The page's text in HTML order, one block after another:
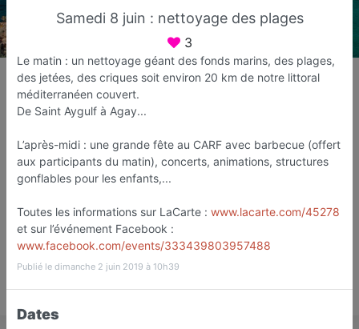
Mes Rivages Propres
Nettoyage des plages et des fonds
marins
Favori Contacter
Ouvre demain dès 08:00
Save
Samedi 8 juin : nettoyage des plages
3
Le matin : un nettoyage géant des fonds marins, des plages,
des jetées, des criques soit environ 20 km de notre littoral
méditerranéen couvert.
De Saint Aygulf à Agay...
L’après-midi : une grande fête au CARF avec barbecue (offert
aux participants du matin), concerts, animations, structures
gonflables pour les enfants,...
Toutes les informations sur LaCarte : www.lacarte.com/45278
et sur l’événement Facebook :
www.facebook.com/events/333439803957488
Publié le dimanche 2 juin 2019 à 10h39
Dates